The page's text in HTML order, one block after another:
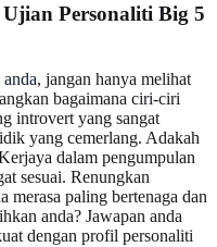
Personaliti Big 5
, jangan hanya melihat
bagaimana ciri-ciri
introvert yang sangat
yang cemerlang. Adakah
dalam pengumpulan
sesuai. Renungkan
merasa paling bertenaga dan
anda? Jawapan anda
dengan profil personaliti